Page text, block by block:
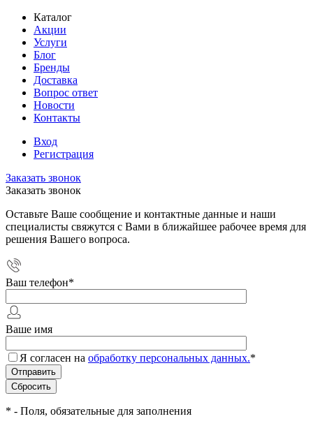
Каталог
Акции
Услуги
Блог
Бренды
Доставка
Вопрос ответ
Новости
Контакты
Вход
Регистрация
Заказать звонок
Заказать звонок
Оставьте Ваше сообщение и контактные данные и наши
специалисты свяжутся с Вами в ближайшее рабочее время для
решения Вашего вопроса.
Ваш телефон*
Ваше имя
Я согласен на обработку персональных данных.*
* - Поля, обязательные для заполнения